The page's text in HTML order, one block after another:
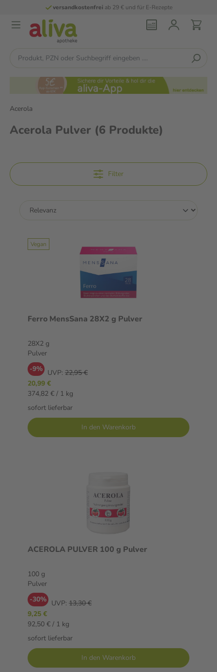
versandkostenfreiab 29 € und für E-Rezepte
Acerola
Acerola Pulver (6 Produkte)
Filter
Vegan
Ferro MensSana 28X2 g Pulver
28X2 g
Pulver
-9% UVP: 22,95 €
20,99 €
374,82 € / 1 kg
sofort lieferbar
In den Warenkorb
ACEROLA PULVER 100 g Pulver
100 g
Pulver
-30% UVP: 13,30 €
9,25 €
92,50 € / 1 kg
sofort lieferbar
In den Warenkorb